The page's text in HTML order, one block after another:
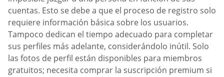
cuentas. Esto se debe a que el proceso de registro solo
requiere información básica sobre los usuarios.
Tampoco dedican el tiempo adecuado para completar
sus perfiles más adelante, considerándolo inútil. Solo
las fotos de perfil están disponibles para miembros
gratuitos; necesita comprar la suscripción premium si